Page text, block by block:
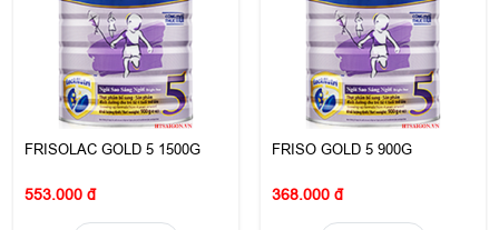
FRISOLAC GOLD 5 1500G
553.000 đ
FRISO GOLD 5 900G
368.000 đ